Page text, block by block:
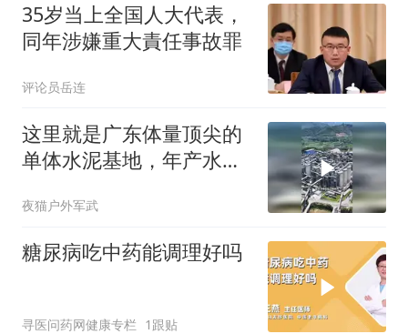
35岁当上全国人大代表，
同年涉嫌重大責任事故罪
评论员岳连
这里就是广东体量顶尖的
单体水泥基地，年产水泥
夜猫户外军武
糖尿病吃中药能调理好吗
寻医问药网健康专栏 1跟贴